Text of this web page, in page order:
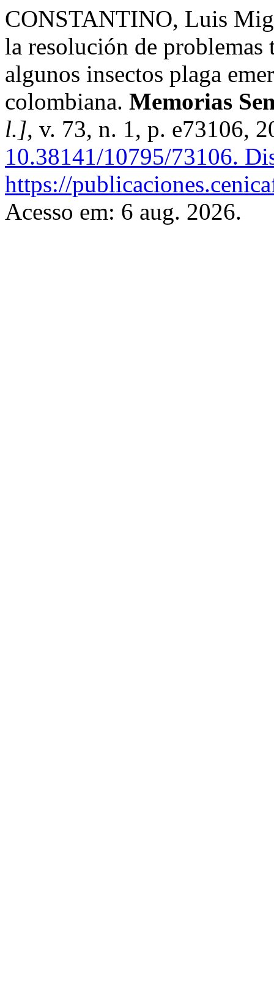
CONSTANTINO, Luis
la resolución de
algunos insectos plaga
colombiana. Memorias
l.], v. 73, n. 1, p. e73106,
10.38141/10795/73106.
https://
Acesso em: 6 aug. 2026.